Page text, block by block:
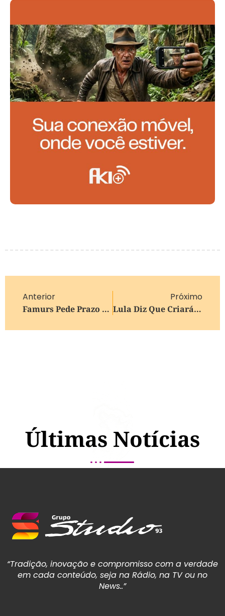
Anterior
Famurs Pede Prazo Para Municípios Se Adequarem A Novo Decreto Estadual
Próximo
Lula Diz Que Criará Ministério Da Segurança Após Senado Aprovar PEC
Últimas Notícias
“Tradição, inovação e compromisso com a verdade
em cada conteúdo, seja na Rádio, na TV ou no
News..”